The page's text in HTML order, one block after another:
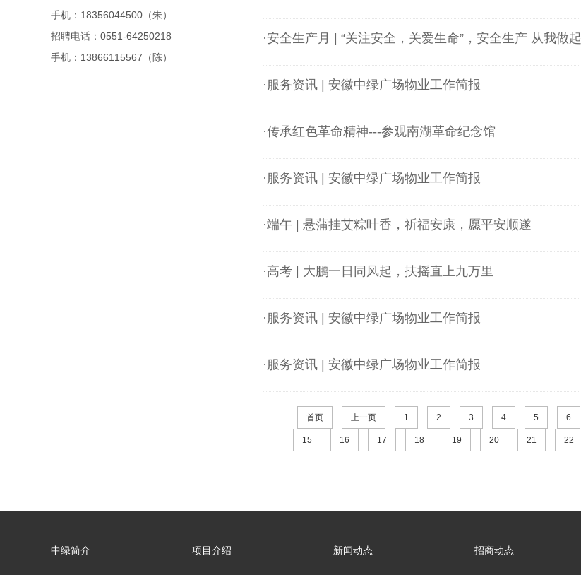
手机：18356044500（朱）
招聘电话：0551-64250218
手机：13866115567（陈）
·安全生产月 | “关注安全，关爱生命”，安全生产 从我做起
·服务资讯 | 安徽中绿广场物业工作简报
·传承红色革命精神---参观南湖革命纪念馆
·服务资讯 | 安徽中绿广场物业工作简报
·端午 | 悬蒲挂艾粽叶香，祈福安康，愿平安顺遂
·高考 | 大鹏一日同风起，扶摇直上九万里
·服务资讯 | 安徽中绿广场物业工作简报
·服务资讯 | 安徽中绿广场物业工作简报
首页 上一页 1 2 3 4 5 6
15 16 17 18 19 20 21 22
中绿简介 项目介绍 新闻动态 招商动态